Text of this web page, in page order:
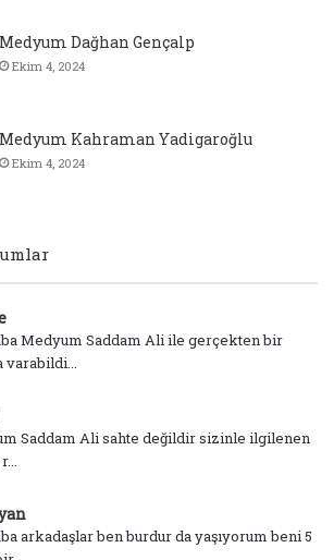
Medyum Dağhan Gençalp
Ekim 4, 2024
Medyum Kahraman Yadigaroğlu
Ekim 4, 2024
Medyum Saddam Ali ile gerçekten bir
varabildi...
Saddam Ali sahte değildir sizinle ilgilenen
arkadaşlar ben burdur da yaşıyorum beni 5